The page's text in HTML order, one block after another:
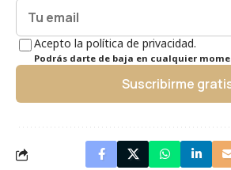
Acepto la política de privacidad.
Podrás darte de baja en cualquier
Suscribirme